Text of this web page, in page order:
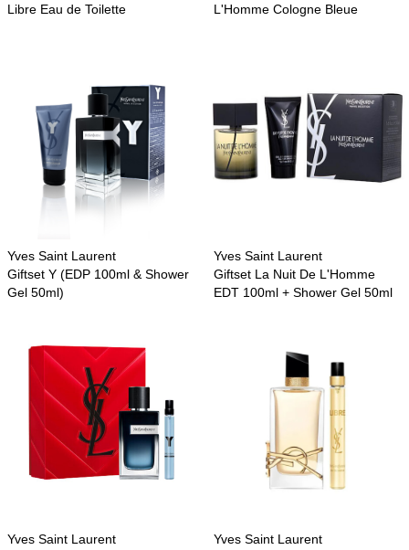
Libre Eau de Toilette
L'Homme Cologne Bleue
Yves Saint Laurent
Giftset Y (EDP 100ml & Shower
Gel 50ml)
Yves Saint Laurent
Giftset La Nuit De L'Homme
EDT 100ml + Shower Gel 50ml
Yves Saint Laurent
Yves Saint Laurent